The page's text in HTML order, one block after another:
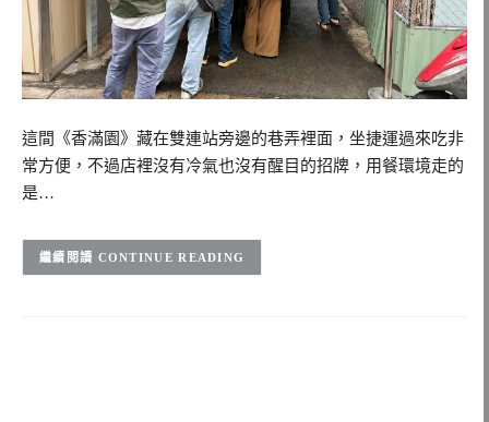
這間《香滿園》藏在雙連站旁邊的巷弄裡面，坐捷運過來吃非
常方便，不過店裡沒有冷氣也沒有醒目的招牌，用餐環境走的
是…
CONTINUE READING